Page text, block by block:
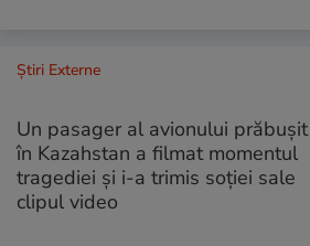
Știri Externe
Un pasager al avionului prăbușit
în Kazahstan a filmat momentul
tragediei și i-a trimis soției sale
clipul video